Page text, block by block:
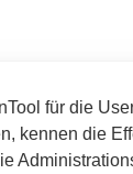
für die
kennen die